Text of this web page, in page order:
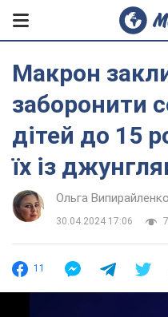
Макрон
заборонити
дітей до 15
їх із
Ольга Випирайленко
30.04.2024 17:06
11